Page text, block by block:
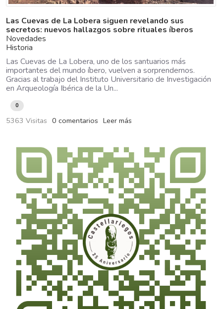
Las Cuevas de La Lobera siguen revelando sus
secretos: nuevos hallazgos sobre rituales íberos
Novedades
Historia
Las Cuevas de La Lobera, uno de los santuarios más
importantes del mundo íbero, vuelven a sorprendernos.
Gracias al trabajo del Instituto Universitario de Investigación
en Arqueología Ibérica de la Un...
0
5363 Visitas 0 comentarios Leer más